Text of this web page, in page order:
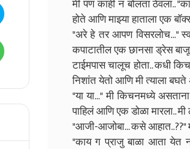
मी पण काही न बोलता ठेवला..
होते आणि माझ्या हाताला एक
"अरे हे तर आपण विसरलोच..."
कपाटातील एक छानसा ड्रेस
टाईमपास चालूच होता.. कधी
निशांत येतो आणि मी त्याला
"या या..." मी किचनमध्ये
पाहिलं आणि एक डोळा मारला..
"आजी-आजोबा... कसे आहात..??"
"काय ग प्राजु बाळा आता येत